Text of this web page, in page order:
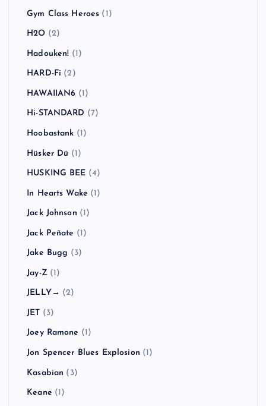
Gym Class Heroes (1)
H2O (2)
Hadouken! (1)
HARD-Fi (2)
HAWAIIAN6 (1)
Hi-STANDARD (7)
Hoobastank (1)
Hüsker Dü (1)
HUSKING BEE (4)
In Hearts Wake (1)
Jack Johnson (1)
Jack Peñate (1)
Jake Bugg (3)
Jay-Z(1)
JELLY→ (2)
JET (3)
Joey Ramone (1)
Jon Spencer Blues Explosion (1)
Kasabian (3)
Keane (1)